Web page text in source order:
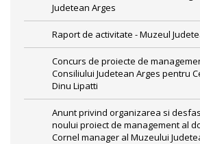
Judetean Arges
Raport de activitate - Muzeul
Concurs de proiecte de
Consiliului Judetean Arges pentru
Dinu Lipatti
Anunt privind organizarea si
noului proiect de management al
Cornel manager al Muzeului